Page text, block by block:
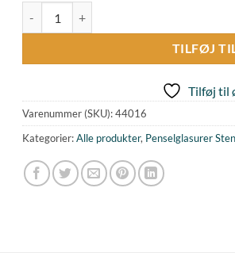
TILFØJ
Tilføj til
Varenummer (SKU):44016
Kategorier:Alle produkter, Penselglasurer